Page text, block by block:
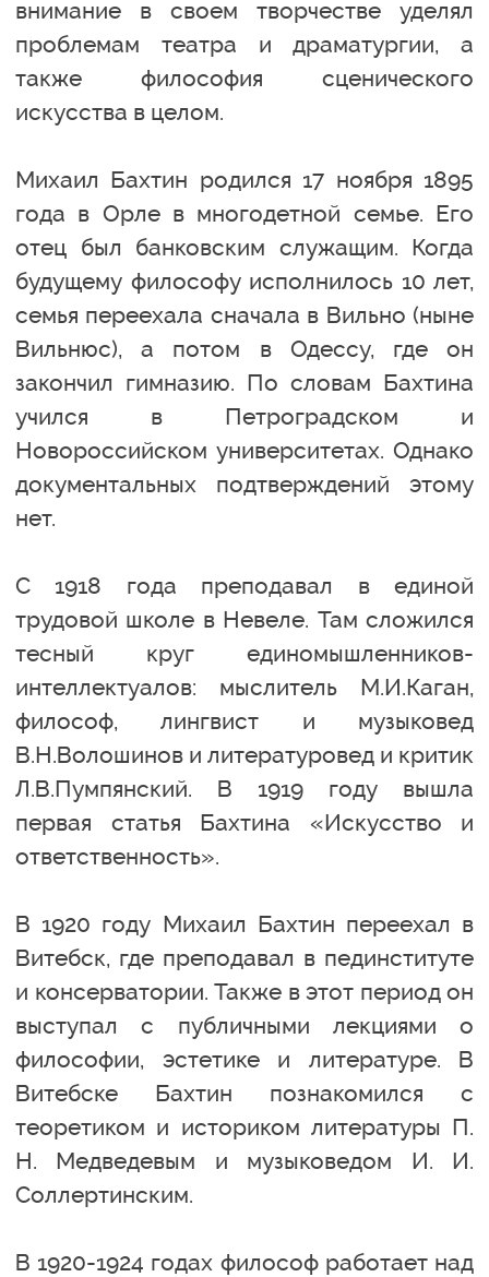
внимание в своем творчестве уделял
проблемам театра и драматургии, а
также философия сценического
искусства в целом.
Михаил Бахтин родился 17 ноября 1895
года в Орле в многодетной семье. Его
отец был банковским служащим. Когда
будущему философу исполнилось 10 лет,
семья переехала сначала в Вильно (ныне
Вильнюс), а потом в Одессу, где он
закончил гимназию. По словам Бахтина
учился в Петроградском и
Новороссийском университетах. Однако
документальных подтверждений этому
нет.
С 1918 года преподавал в единой
трудовой школе в Невеле. Там сложился
тесный круг единомышленников-
интеллектуалов: мыслитель М.И.Каган,
философ, лингвист и музыковед
В.Н.Волошинов и литературовед и критик
Л.В.Пумпянский. В 1919 году вышла
первая статья Бахтина «Искусство и
ответственность».
В 1920 году Михаил Бахтин переехал в
Витебск, где преподавал в пединституте
и консерватории. Также в этот период он
выступал с публичными лекциями о
философии, эстетике и литературе. В
Витебске Бахтин познакомился с
теоретиком и историком литературы П.
Н. Медведевым и музыковедом И. И.
Соллертинским.
В 1920-1924 годах философ работает над